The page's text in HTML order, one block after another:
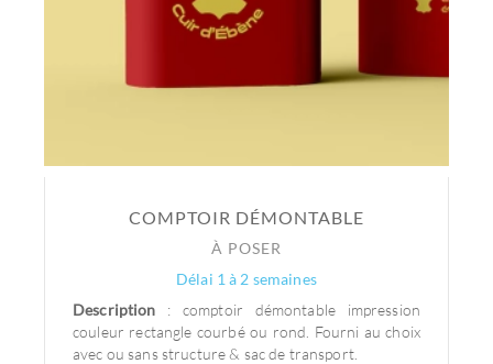
COMPTOIR DÉMONTABLE
À POSER
Délai 1 à 2 semaines
Description : comptoir démontable impression
couleur rectangle courbé ou rond. Fourni au choix
avec ou sans structure & sac de transport.